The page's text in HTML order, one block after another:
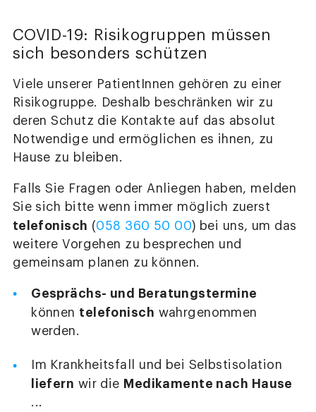
COVID-19: Risikogruppen müssen
sich besonders schützen
Viele unserer PatientInnen gehören zu einer
Risikogruppe. Deshalb beschränken wir zu
deren Schutz die Kontakte auf das absolut
Notwendige und ermöglichen es ihnen, zu
Hause zu bleiben.
Falls Sie Fragen oder Anliegen haben, melden
Sie sich bitte wenn immer möglich zuerst
telefonisch (058 360 50 00) bei uns, um das
weitere Vorgehen zu besprechen und
gemeinsam planen zu können.
Gesprächs- und Beratungstermine
können telefonisch wahrgenommen
werden.
Im Krankheitsfall und bei Selbstisolation
liefern wir die Medikamente nach Hause
...